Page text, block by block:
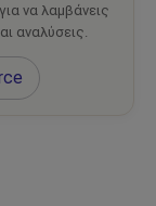
να λαμβάνεις
αναλύσεις.